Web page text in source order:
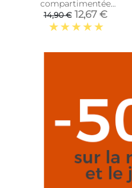
compartimentée
Shopping 30x20 cm
14,90 € 12,67 €